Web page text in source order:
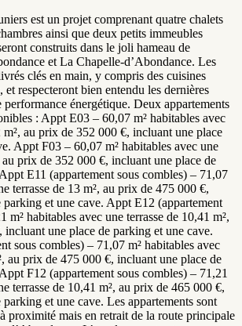
est un projet comprenant quatre chalets
ainsi que deux petits immeubles
construits dans le joli hameau de
et La Chapelle-d’Abondance. Les
clés en main, y compris des cuisines
et respecteront bien entendu les dernières
performance énergétique. Deux appartements
: Appt E03 – 60,07 m² habitables avec
m², au prix de 352 000 €, incluant une place
Appt F03 – 60,07 m² habitables avec une
au prix de 352 000 €, incluant une place de
E11 (appartement sous combles) – 71,07
terrasse de 13 m², au prix de 475 000 €,
et une cave. Appt E12 (appartement
m² habitables avec une terrasse de 10,41 m²,
une place de parking et une cave.
sous combles) – 71,07 m² habitables avec
au prix de 475 000 €, incluant une place de
F12 (appartement sous combles) – 71,21
terrasse de 10,41 m², au prix de 465 000 €,
et une cave. Les appartements sont
proximité mais en retrait de la route principale